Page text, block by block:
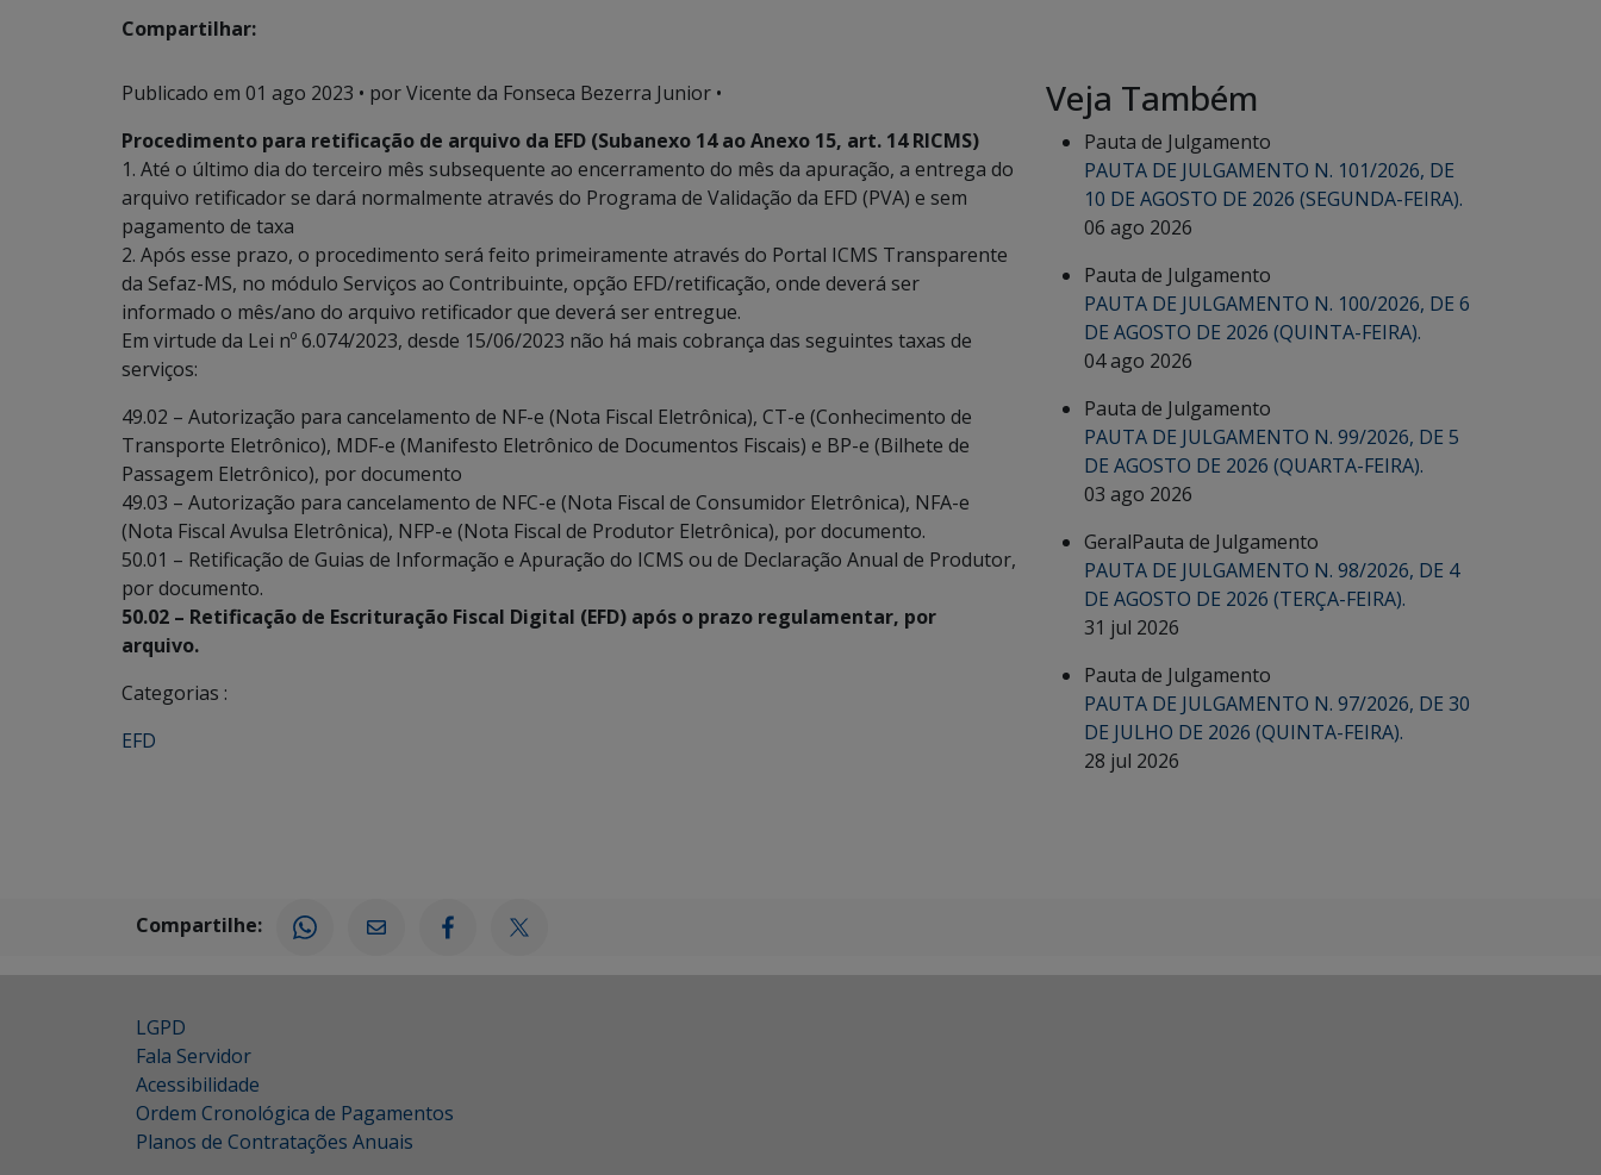
Compartilhar:
Publicado em 01 ago 2023 • por Vicente da Fonseca Bezerra Junior •
Procedimento para retificação de arquivo da EFD (Subanexo 14 ao Anexo 15, art. 14 RICMS)
1. Até o último dia do terceiro mês subsequente ao encerramento do mês da apuração, a entrega do
arquivo retificador se dará normalmente através do Programa de Validação da EFD (PVA) e sem
pagamento de taxa
2. Após esse prazo, o procedimento será feito primeiramente através do Portal ICMS Transparente
da Sefaz-MS, no módulo Serviços ao Contribuinte, opção EFD/retificação, onde deverá ser
informado o mês/ano do arquivo retificador que deverá ser entregue.
Em virtude da Lei nº 6.074/2023, desde 15/06/2023 não há mais cobrança das seguintes taxas de
serviços:
49.02 – Autorização para cancelamento de NF-e (Nota Fiscal Eletrônica), CT-e (Conhecimento de
Transporte Eletrônico), MDF-e (Manifesto Eletrônico de Documentos Fiscais) e BP-e (Bilhete de
Passagem Eletrônico), por documento
49.03 – Autorização para cancelamento de NFC-e (Nota Fiscal de Consumidor Eletrônica), NFA-e
(Nota Fiscal Avulsa Eletrônica), NFP-e (Nota Fiscal de Produtor Eletrônica), por documento.
50.01 – Retificação de Guias de Informação e Apuração do ICMS ou de Declaração Anual de Produtor,
por documento.
50.02 – Retificação de Escrituração Fiscal Digital (EFD) após o prazo regulamentar, por
arquivo.
Categorias :
EFD
Veja Também
Pauta de Julgamento
PAUTA DE JULGAMENTO N. 101/2026, DE
10 DE AGOSTO DE 2026 (SEGUNDA-FEIRA).
06 ago 2026
Pauta de Julgamento
PAUTA DE JULGAMENTO N. 100/2026, DE 6
DE AGOSTO DE 2026 (QUINTA-FEIRA).
04 ago 2026
Pauta de Julgamento
PAUTA DE JULGAMENTO N. 99/2026, DE 5
DE AGOSTO DE 2026 (QUARTA-FEIRA).
03 ago 2026
GeralPauta de Julgamento
PAUTA DE JULGAMENTO N. 98/2026, DE 4
DE AGOSTO DE 2026 (TERÇA-FEIRA).
31 jul 2026
Pauta de Julgamento
PAUTA DE JULGAMENTO N. 97/2026, DE 30
DE JULHO DE 2026 (QUINTA-FEIRA).
28 jul 2026
Compartilhe:
LGPD
Fala Servidor
Acessibilidade
Ordem Cronológica de Pagamentos
Planos de Contratações Anuais